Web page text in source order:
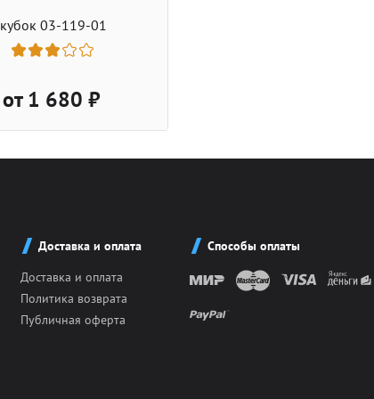
кубок 03-119-01
от 1 680 ₽
Доставка и оплата
Доставка и оплата
Политика возврата
Публичная оферта
Способы оплаты